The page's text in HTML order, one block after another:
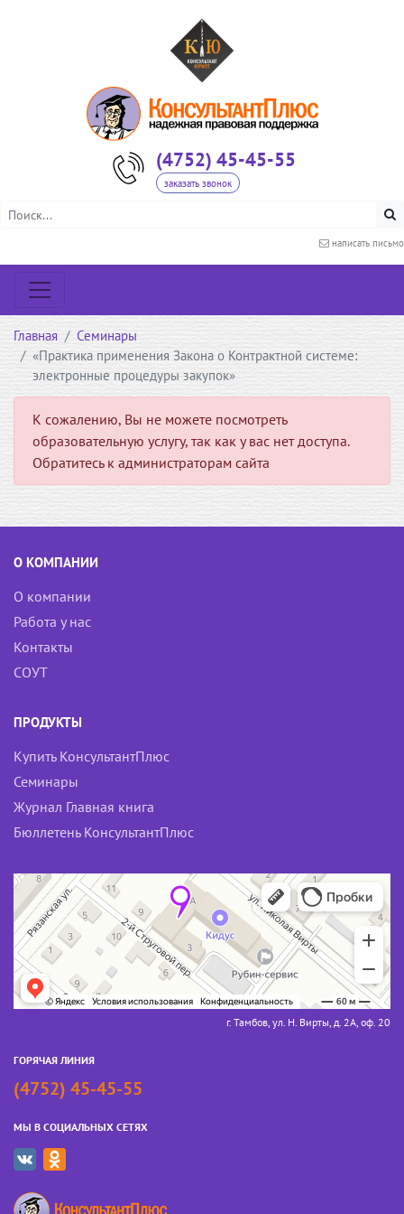
(4752) 45-45-55
заказать звонок
написать письмо
Главная
Семинары
«Практика применения Закона о Контрактной системе:
электронные процедуры закупок»
К сожалению, Вы не можете посмотреть
образовательную услугу, так как у вас нет доступа.
Обратитесь к администраторам сайта
О КОМПАНИИ
О компании
Работа у нас
Контакты
СОУТ
ПРОДУКТЫ
Купить КонсультантПлюс
Семинары
Журнал Главная книга
Бюллетень КонсультантПлюс
г. Тамбов, ул. Н. Вирты, д. 2А, оф. 20
ГОРЯЧАЯ ЛИНИЯ
(4752) 45-45-55
МЫ В СОЦИАЛЬНЫХ СЕТЯХ